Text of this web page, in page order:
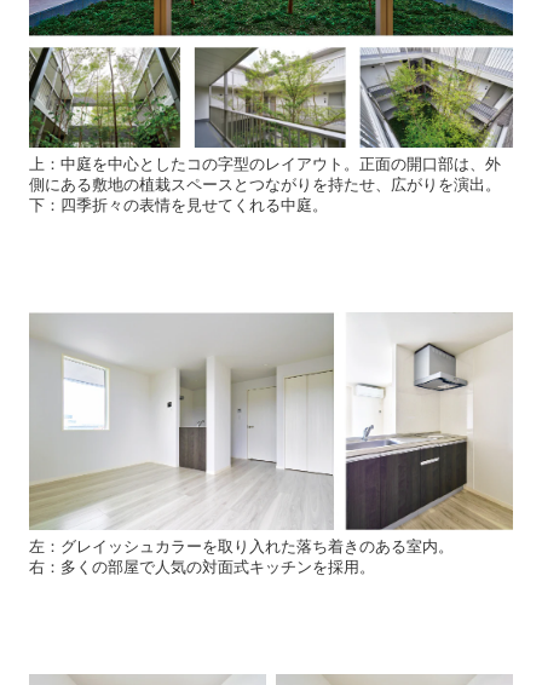
上：中庭を中心としたコの字型のレイアウト。正面の開口部は、外
側にある敷地の植栽スペースとつながりを持たせ、広がりを演出。
下：四季折々の表情を見せてくれる中庭。
左：グレイッシュカラーを取り入れた落ち着きのある室内。
右：多くの部屋で人気の対面式キッチンを採用。